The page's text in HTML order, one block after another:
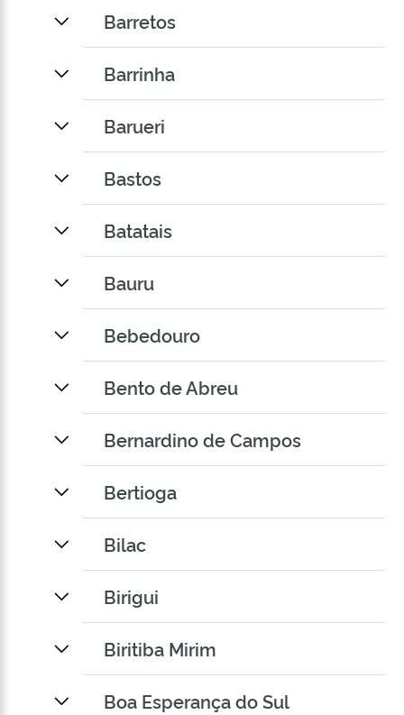
Barretos
Barrinha
Barueri
Bastos
Batatais
Bauru
Bebedouro
Bento de Abreu
Bernardino de Campos
Bertioga
Bilac
Birigui
Biritiba Mirim
Boa Esperança do Sul